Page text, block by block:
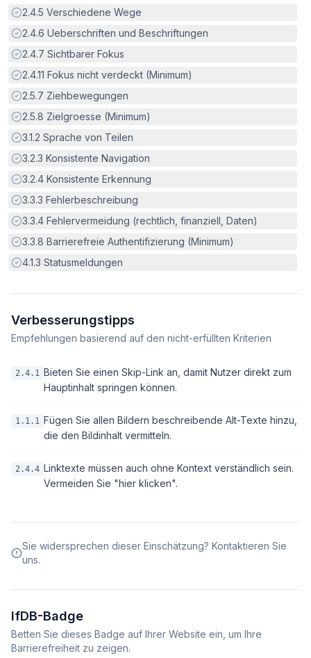
Erfüllt:
2.4.5 Verschiedene Wege
Erfüllt:
2.4.6 Ueberschriften und Beschriftungen
Erfüllt:
2.4.7 Sichtbarer Fokus
Erfüllt:
2.4.11 Fokus nicht verdeckt (Minimum)
Erfüllt:
2.5.7 Ziehbewegungen
Erfüllt:
2.5.8 Zielgroesse (Minimum)
Erfüllt:
3.1.2 Sprache von Teilen
Erfüllt:
3.2.3 Konsistente Navigation
Erfüllt:
3.2.4 Konsistente Erkennung
Erfüllt:
3.3.3 Fehlerbeschreibung
Erfüllt:
3.3.4 Fehlervermeidung (rechtlich, finanziell, Daten)
Erfüllt:
3.3.8 Barrierefreie Authentifizierung (Minimum)
Erfüllt:
4.1.3 Statusmeldungen
Verbesserungstipps
Empfehlungen basierend auf den nicht-erfüllten Kriterien
2.4.1 Bieten Sie einen Skip-Link an, damit Nutzer direkt zum
Hauptinhalt springen können.
1.1.1 Fügen Sie allen Bildern beschreibende Alt-Texte hinzu,
die den Bildinhalt vermitteln.
2.4.4 Linktexte müssen auch ohne Kontext verständlich sein.
Vermeiden Sie "hier klicken".
Sie widersprechen dieser Einschätzung? Kontaktieren Sie
uns.
IfDB-Badge
Betten Sie dieses Badge auf Ihrer Website ein, um Ihre
Barrierefreiheit zu zeigen.